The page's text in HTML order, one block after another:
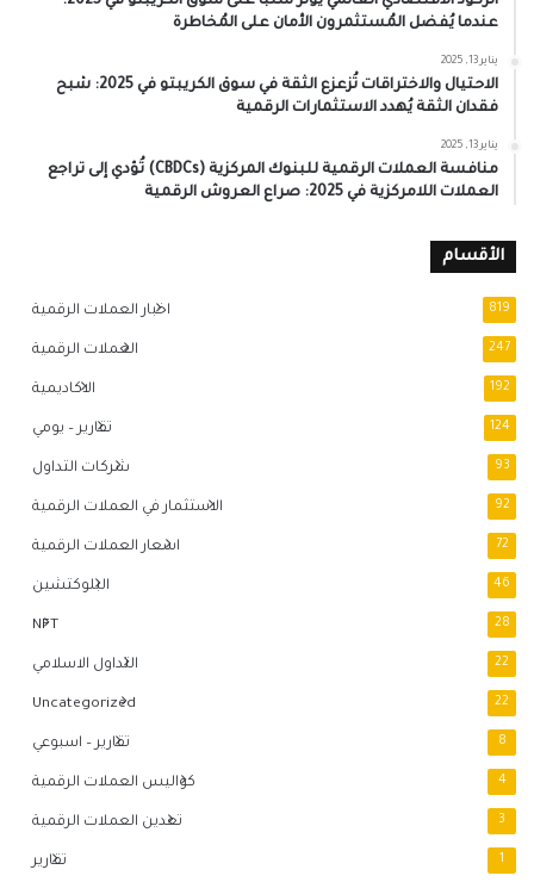
عندما يُفضل المُستثمرون الأمان على المُخاطرة
يناير 13, 2025
الاحتيال والاختراقات تُزعزع الثقة في سوق الكريبتو في 2025: شبح
فقدان الثقة يُهدد الاستثمارات الرقمية
يناير 13, 2025
منافسة العملات الرقمية للبنوك المركزية (CBDCs) تُؤدي إلى تراجع
العملات اللامركزية في 2025: صراع العروش الرقمية
الأقسام
اخبار العملات الرقمية 819
العملات الرقمية 247
الاكاديمية 192
تقارير – يومي 124
شركات التداول 93
الاستثمار في العملات الرقمية 92
اسعار العملات الرقمية 72
البلوكتشين 46
NFT 28
التداول الاسلامي 22
Uncategorized 22
تقارير – اسبوعي 8
كواليس العملات الرقمية 4
تعدين العملات الرقمية 3
تقارير 1